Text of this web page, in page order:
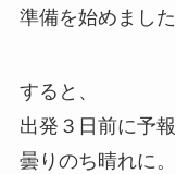
準備を始めました
すると、
出発３日前に予
曇りのち晴れに。